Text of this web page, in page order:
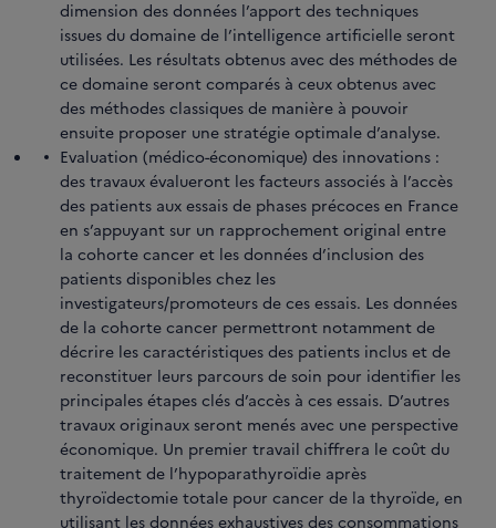
dimension des données l’apport des techniques
issues du domaine de l’intelligence artificielle seront
utilisées. Les résultats obtenus avec des méthodes de
ce domaine seront comparés à ceux obtenus avec
des méthodes classiques de manière à pouvoir
ensuite proposer une stratégie optimale d’analyse.
Evaluation (médico-économique) des innovations :
des travaux évalueront les facteurs associés à l’accès
des patients aux essais de phases précoces en France
en s’appuyant sur un rapprochement original entre
la cohorte cancer et les données d’inclusion des
patients disponibles chez les
investigateurs/promoteurs de ces essais. Les données
de la cohorte cancer permettront notamment de
décrire les caractéristiques des patients inclus et de
reconstituer leurs parcours de soin pour identifier les
principales étapes clés d’accès à ces essais. D’autres
travaux originaux seront menés avec une perspective
économique. Un premier travail chiffrera le coût du
traitement de l’hypoparathyroïdie après
thyroïdectomie totale pour cancer de la thyroïde, en
utilisant les données exhaustives des consommations